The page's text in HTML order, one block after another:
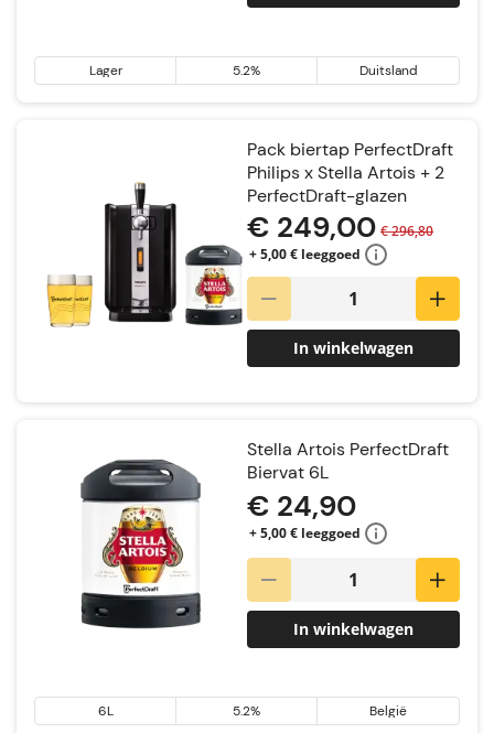
Lager 5.2% Duitsland
Pack biertap PerfectDraft
Philips x Stella Artois + 2
PerfectDraft-glazen
€ 249,00 € 296,80
+ 5,00 € leeggoed
In winkelwagen
Stella Artois PerfectDraft
Biervat 6L
€ 24,90
+ 5,00 € leeggoed
In winkelwagen
6L 5.2% België